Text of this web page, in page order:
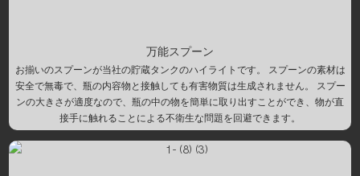
万能スプーン
お揃いのスプーンが当社の貯蔵タンクのハイライトです。 スプーンの素材は
安全で無毒で、瓶の内容物と接触しても有害物質は生成されません。 スプー
ンの大きさが適度なので、瓶の中の物を簡単に取り出すことができ、物が直
接手に触れることによる不衛生な問題を回避できます。